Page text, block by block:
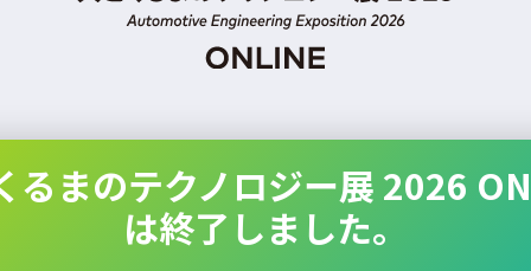
るまのテクノロジー展 2026
は終了しました。